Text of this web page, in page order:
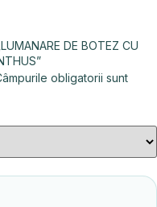
DE BOTEZ CU
obligatorii sunt